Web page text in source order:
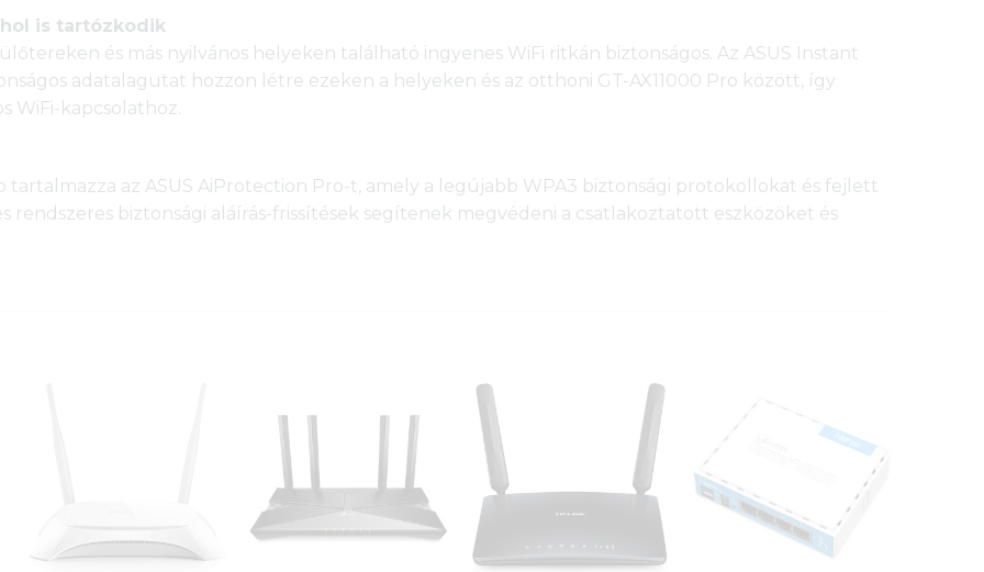
is tartózkodik
és más nyilvános helyeken található ingyenes WiFi ritkán biztonságos. Az ASUS Instant
adatalagutat hozzon létre ezeken a helyeken és az otthoni GT-AX11000 Pro között, így
WiFi-kapcsolathoz.
tartalmazza az ASUS AiProtection Pro-t, amely a legújabb WPA3 biztonsági protokollokat és fejlett
biztonsági aláírás-frissítések segítenek megvédeni a csatlakoztatott eszközöket és